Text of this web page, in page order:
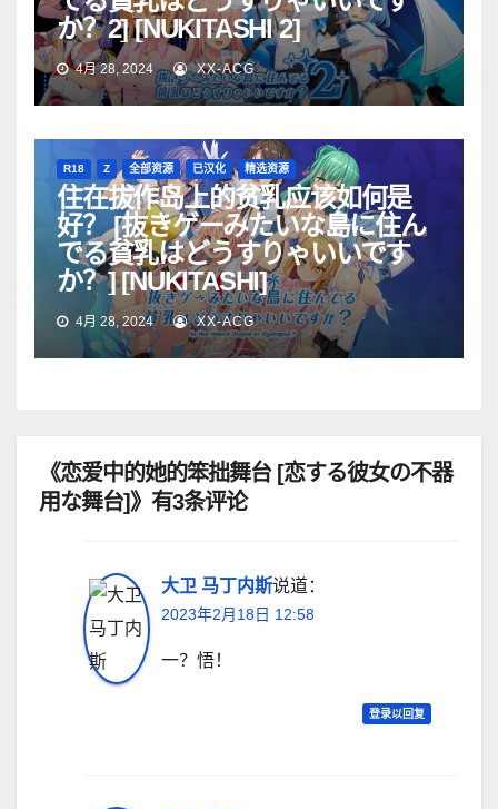
か？2] [NUKITASHI 2]
4月 28, 2024 XX-ACG
R18 Z 全部资源 已汉化 精选资源
住在拔作岛上的贫乳应该如何是
好？ [抜きゲーみたいな島に住ん
でる貧乳はどうすりゃいいです
か？] [NUKITASHI]
4月 28, 2024 XX-ACG
《恋爱中的她的笨拙舞台 [恋する彼女の不器
用な舞台]》有3条评论
大卫 马丁内斯说道：
2023年2月18日 12:58
一？悟！
登录以回复